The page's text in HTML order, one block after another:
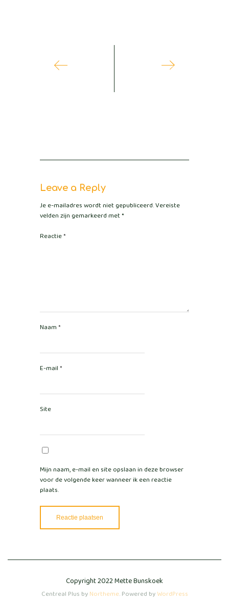
1 2
Leave a Reply
Je e-mailadres wordt niet gepubliceerd.Vereiste
velden zijn gemarkeerd met*
Reactie*
Naam*
E-mail*
Site
Mijn naam, e-mail en site opslaan in deze browser
voor de volgende keer wanneer ik een reactie
plaats.
Copyright 2022 Mette Bunskoek
Centreal Plus byNortheme.Powered byWordPress